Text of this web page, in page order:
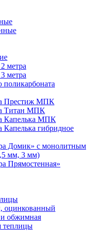
метра
метра
Престиж МПК
Титан МПК
Капелька МПК
Капелька гибридное
Домик» с монолитным
мм, 3 мм)
Прямостенная»
оцинкованный
и обжимная
теплицы